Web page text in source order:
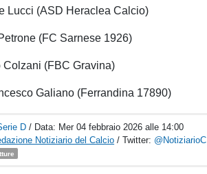
Lucci (ASD Heraclea Calcio)
(FC Sarnese 1926)
Colzani (FBC Gravina)
Galiano (Ferrandina 17890)
D / Data: Mer 04 febbraio 2026 alle 14:00
Notiziario del Calcio / Twitter: @NotiziarioC